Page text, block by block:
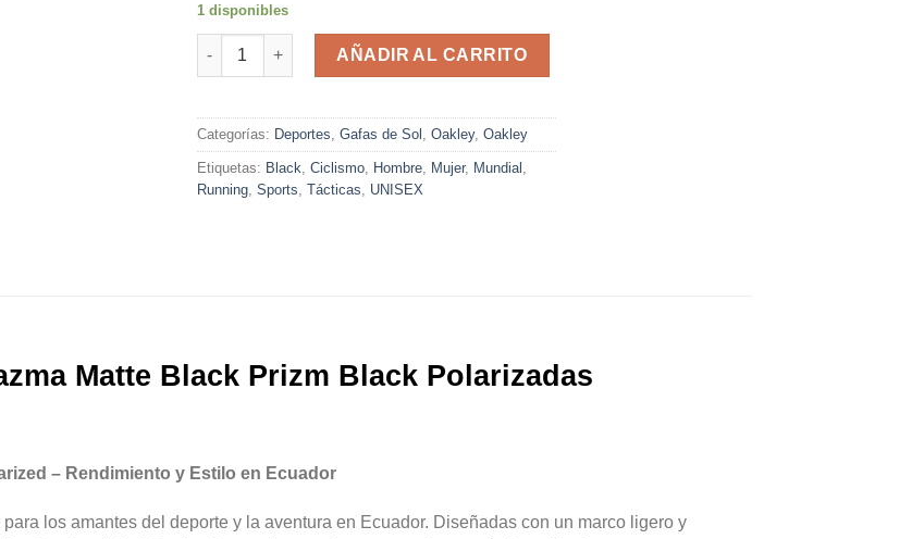
original
era:
$290.00.
actual
es:
$213.00.
1 disponibles
Oakley Plazma Matte Black Prizm Black Polarizadas cantidad
AÑADIR AL CARRITO
Categorías: Deportes Gafas de Sol Oakley, Oakley
Etiquetas: Black Ciclismo Hombre Mujer, Mundial
Running Sports Tácticas UNISEX
Matte Black Prizm Black Polarizadas
– Rendimiento y Estilo en Ecuador
los amantes del deporte y la aventura en Ecuador. Diseñadas con un marco ligero y